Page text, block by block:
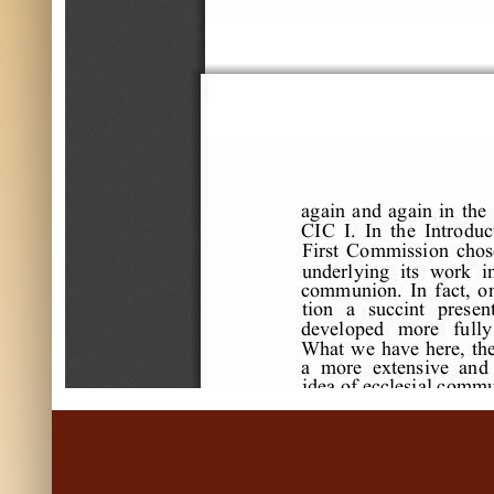
again and again in the
CIC I In the Introduc
First Commission chos
underlying its work i
communion. In fact,
tion a succint prese
developed more fully
What we have here t
a more extensive and
idea of ecclesial comm